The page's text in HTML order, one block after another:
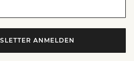
ANMELDEN